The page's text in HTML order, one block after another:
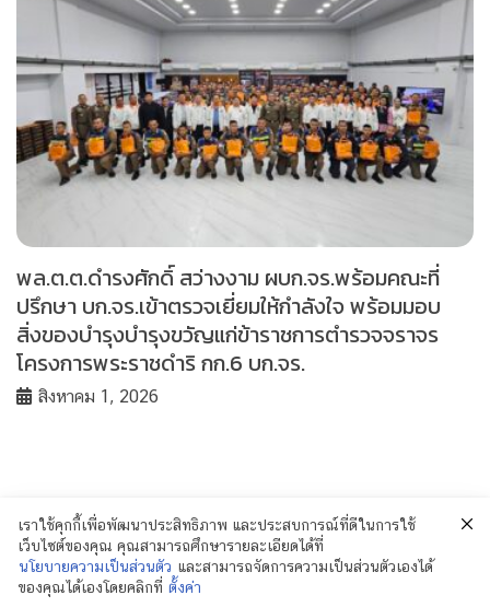
พล.ต.ต.ดำรงศักดิ์ สว่างงาม ผบก.จร.พร้อมคณะที่
ปรึกษา บก.จร.เข้าตรวจเยี่ยมให้กำลังใจ พร้อมมอบ
สิ่งของบำรุงบำรุงขวัญแก่ข้าราชการตำรวจจราจร
โครงการพระราชดำริ กก.6 บก.จร.
สิงหาคม 1, 2026
© 2018 Policenewsformass.com. All Rights
เราใช้คุกกี้เพื่อพัฒนาประสิทธิภาพ และประสบการณ์ที่ดีในการใช้
เว็บไซต์ของคุณ คุณสามารถศึกษารายละเอียดได้ที่
นโยบายความเป็นส่วนตัว และสามารถจัดการความเป็นส่วนตัวเองได้
ของคุณได้เองโดยคลิกที่ ตั้งค่า